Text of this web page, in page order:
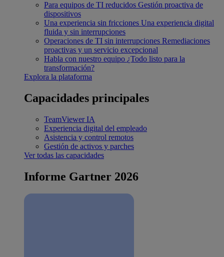
Para equipos de TI reducidos Gestión proactiva de
dispositivos
Una experiencia sin fricciones Una experiencia digital
fluida y sin interrupciones
Operaciones de TI sin interrupciones Remediaciones
proactivas y un servicio excepcional
Habla con nuestro equipo ¿Todo listo para la
transformación?
Explora la plataforma
Capacidades principales
TeamViewer IA
Experiencia digital del empleado
Asistencia y control remotos
Gestión de activos y parches
Ver todas las capacidades
Informe Gartner 2026